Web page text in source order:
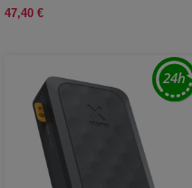
10 000 mAh 20 W
47,40 €